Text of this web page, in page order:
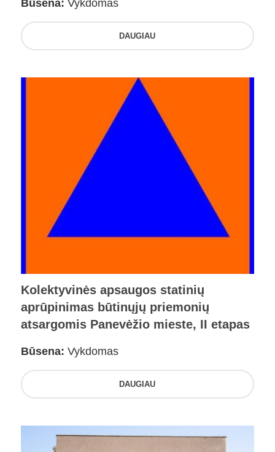
Būsena: Vykdomas
DAUGIAU
Kolektyvinės apsaugos statinių
aprūpinimas būtinųjų priemonių
atsargomis Panevėžio mieste, II etapas
Būsena: Vykdomas
DAUGIAU